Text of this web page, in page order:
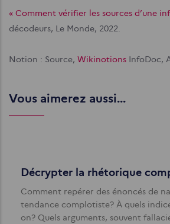
« Comment vérifier les sources d’une
décodeurs, Le Monde, 2022.
Notion : Source, Wikinotions InfoDoc,
Vous aimerez aussi...
Décrypter la rhétorique
Comment repérer des énoncés de
tendance complotiste? À quels
on? Quels arguments, souvent